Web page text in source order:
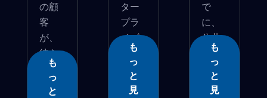
の顧
客
が、
彼ら
�...
も
っ
と
ター
プラ
イズ
によ...
も
っ
と
見
で
に、
公共
部�...
も
っ
と
見